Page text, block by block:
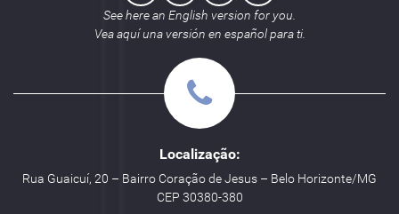
See here an English version for you.
Vea aquí una versión en español para ti.
Localização:
Rua Guaicuí, 20 – Bairro Coração de Jesus – Belo Horizonte/MG
CEP 30380-380